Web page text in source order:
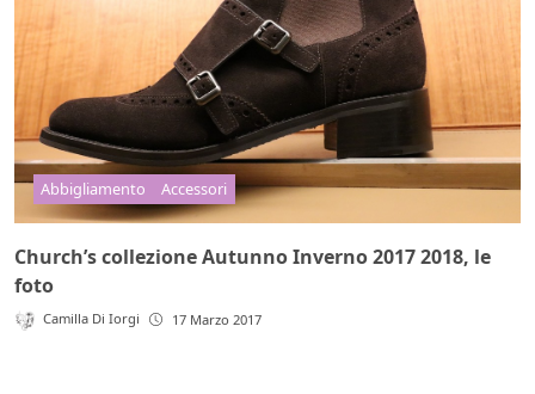
Abbigliamento Accessori
Church’s collezione Autunno Inverno 2017 2018, le
foto
Camilla Di Iorgi 17 Marzo 2017